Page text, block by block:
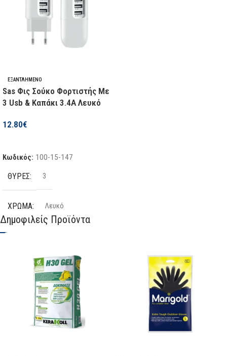
ΕΞΑΝΤΛΗΜΈΝΟ
Sas Φις Σούκο Φορτιστής Με
3 Usb & Καπάκι 3.4A Λευκό
12.80€
Κωδικός: 100-15-147
ΘΎΡΕΣ 3
ΧΡΏΜΑ Λευκό
Δημοφιλείς Προϊόντα